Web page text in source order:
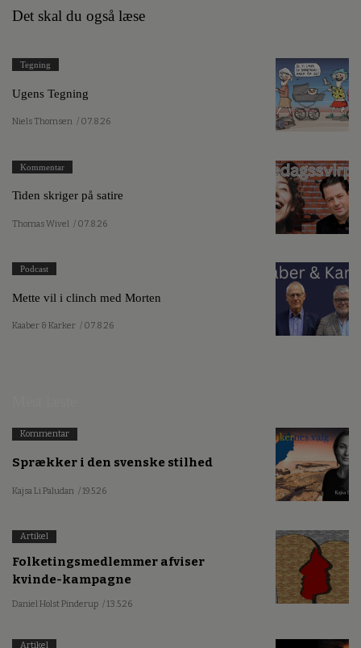
Det skal du også læse
Tegning
Ugens Tegning
Niels Thomsen / 07.8.26
Kommentar
Tiden skriger på satire
Thomas Wivel / 07.8.26
Podcast
Mette vil i clinch med Morten
Kaaber & Karker / 07.8.26
Kommentar
Sprækker i den svenske stilhed
Kajsa Li Paludan / 19.5.26
Artikel
Folketingsmedlemmer afviser
kvinde-kampagne
Daniel Holst Pinderup / 13.5.26
Artikel